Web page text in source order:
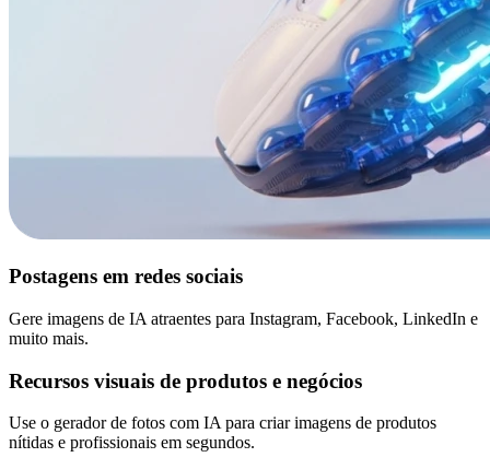
Postagens em redes sociais
Gere imagens de IA atraentes para Instagram, Facebook, LinkedIn e
muito mais.
Recursos visuais de produtos e negócios
Use o gerador de fotos com IA para criar imagens de produtos
nítidas e profissionais em segundos.